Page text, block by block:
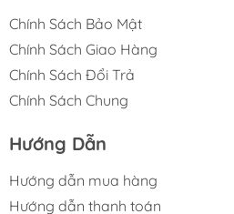
Chính Sách Bảo Mật
Chính Sách Giao Hàng
Chính Sách Đổi Trả
Chính Sách Chung
Hướng Dẫn
Hướng dẫn mua hàng
Hướng dẫn thanh toán